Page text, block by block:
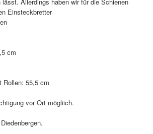
Einsteckbretter
cm
Rollen: 55,5 cm
vor Ort mögliich.